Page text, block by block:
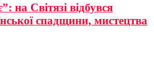
на Світязі відбувся
спадщини, мистецтва